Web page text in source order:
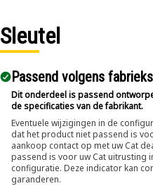
Sleutel
Passend volgens
Dit onderdeel is passend
de specificaties van de fabrikant.
Eventuele wijzigingen in de
dat het product niet passend is
aankoop contact op met uw Cat
passend is voor uw Cat uitrusting
configuratie. Deze indicator kan
garanderen.